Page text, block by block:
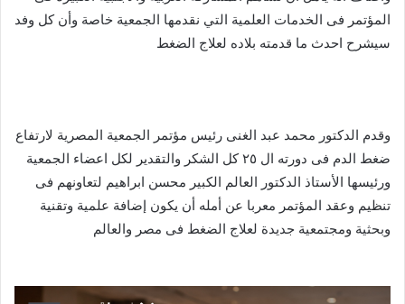
المؤتمر فى الخدمات العلمية التي نقدمها الجمعية خاصة وأن كل وفد
سيشرح احدث ما قدمته بلاده لعلاج الضغط
وقدم الدكتور محمد عبد الغنى رئيس مؤتمر الجمعية المصرية لارتفاع
ضغط الدم فى دورته ال ٢٥ كل الشكر والتقدير لكل اعضاء الجمعية
ورئيسها الأستاذ الدكتور العالم الكبير محسن ابراهيم لتعاونهم فى
تنظيم وعقد المؤتمر معربا عن أمله أن يكون إضافة علمية وتقنية
وبحثية ومجتمعية جديدة لعلاج الضغط فى مصر والعالم